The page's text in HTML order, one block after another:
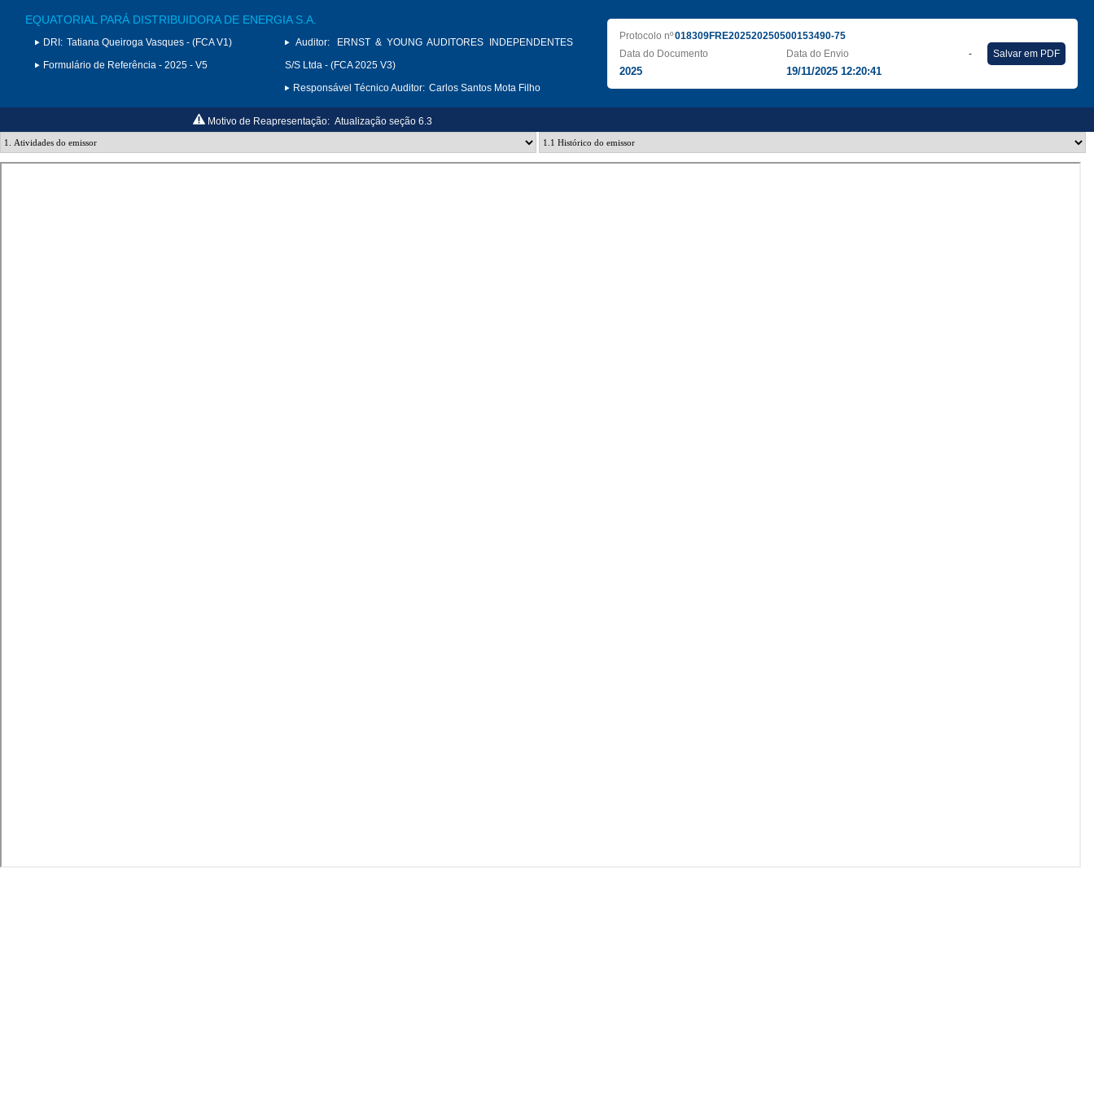
EQUATORIAL PARÁ DISTRIBUIDORA DE ENERGIA S.A.
DRI: Tatiana Queiroga Vasques - (FCA V1)
Formulário de Referência - 2025 - V5
Auditor:
ERNST & YOUNG AUDITORES INDEPENDENTES
S/S Ltda - (FCA 2025 V3)
Responsável Técnico Auditor: Carlos Santos Mota Filho
Protocolo nº018309FRE202520250500153490-75
Data do Documento
2025
Data do Envio
19/11/2025 12:20:41
- Salvar em PDF
Motivo de Reapresentação: Atualização seção 6.3